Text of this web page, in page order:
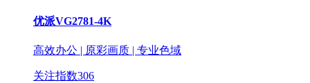
优派VG2781-4K
高效办公 | 原彩画质 | 专业色域
关注指数306